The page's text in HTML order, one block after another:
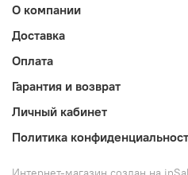
О компании
Доставка
Оплата
Гарантия и возврат
Личный кабинет
Политика